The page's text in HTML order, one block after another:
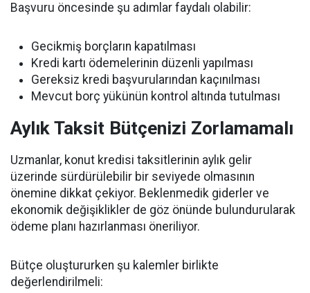
Başvuru öncesinde şu adımlar faydalı olabilir:
Gecikmiş borçların kapatılması
Kredi kartı ödemelerinin düzenli yapılması
Gereksiz kredi başvurularından kaçınılması
Mevcut borç yükünün kontrol altında tutulması
Aylık Taksit Bütçenizi Zorlamamalı
Uzmanlar, konut kredisi taksitlerinin aylık gelir
üzerinde sürdürülebilir bir seviyede olmasının
önemine dikkat çekiyor. Beklenmedik giderler ve
ekonomik değişiklikler de göz önünde bulundurularak
ödeme planı hazırlanması öneriliyor.
Bütçe oluştururken şu kalemler birlikte
değerlendirilmeli: